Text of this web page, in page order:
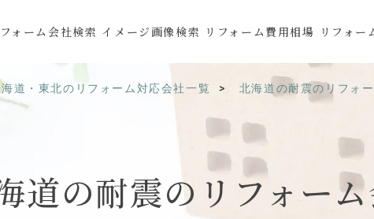
ォーム会社検索 イメージ画像検索 リフォーム費用相場 リフォー
道・東北のリフォーム対応会社一覧 北海道の耐震のリフォ
道の耐震の リフォー